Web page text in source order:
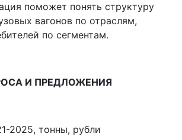
поможет понять структуру
вагонов по отраслям,
по сегментам.
И ПРЕДЛОЖЕНИЯ
2025, тонны, рубли